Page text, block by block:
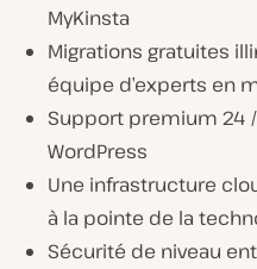
MyKinsta
Migrations gratuites
équipe d’experts en
Support premium 24
WordPress
Une infrastructure
à la pointe de la
Sécurité de niveau